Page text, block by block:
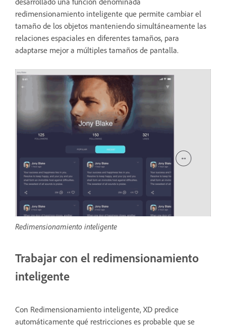
redimensionamiento inteligente que permite cambiar el
tamaño de los objetos manteniendo simultáneamente las
relaciones espaciales en diferentes tamaños, para
adaptarse mejor a múltiples tamaños de pantalla.
Redimensionamiento inteligente
Trabajar con el redimensionamiento
inteligente
Con Redimensionamiento inteligente, XD predice
automáticamente qué restricciones es probable que se